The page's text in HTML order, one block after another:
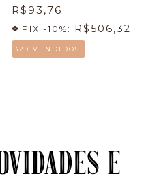
R$93,76
PIX -10%: R$506,32
329 VENDIDOS.
E